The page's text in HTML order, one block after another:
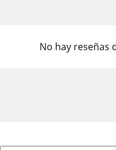
No hay reseñas